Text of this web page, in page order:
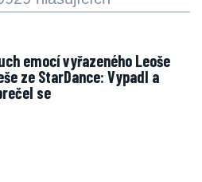
emocí vyřazeného Leoše
ze StarDance: Vypadl a
se